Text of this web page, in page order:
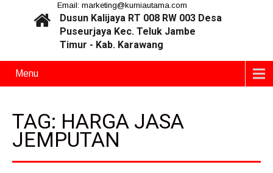
Email: marketing@kurniautama.com
Dusun Kalijaya RT 008 RW 003 Desa
Puseurjaya Kec. Teluk Jambe
Timur - Kab. Karawang
Menu
TAG: HARGA JASA
JEMPUTAN